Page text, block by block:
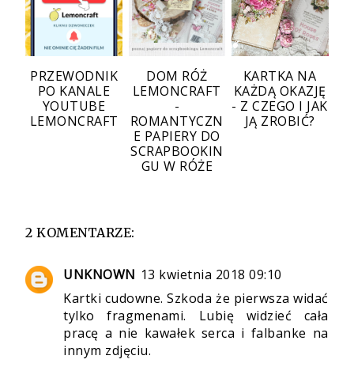
PRZEWODNIK
PO KANALE
YOUTUBE
LEMONCRAFT
DOM RÓŻ
LEMONCRAFT
-
ROMANTYCZN
E PAPIERY DO
SCRAPBOOKIN
GU W RÓŻE
KARTKA NA
KAŻDĄ OKAZJĘ
- Z CZEGO I JAK
JĄ ZROBIĆ?
2 KOMENTARZE:
UNKNOWN 13 kwietnia 2018 09:10
Kartki cudowne. Szkoda że pierwsza widać
tylko fragmenami. Lubię widzieć cała
pracę a nie kawałek serca i falbanke na
innym zdjęciu.